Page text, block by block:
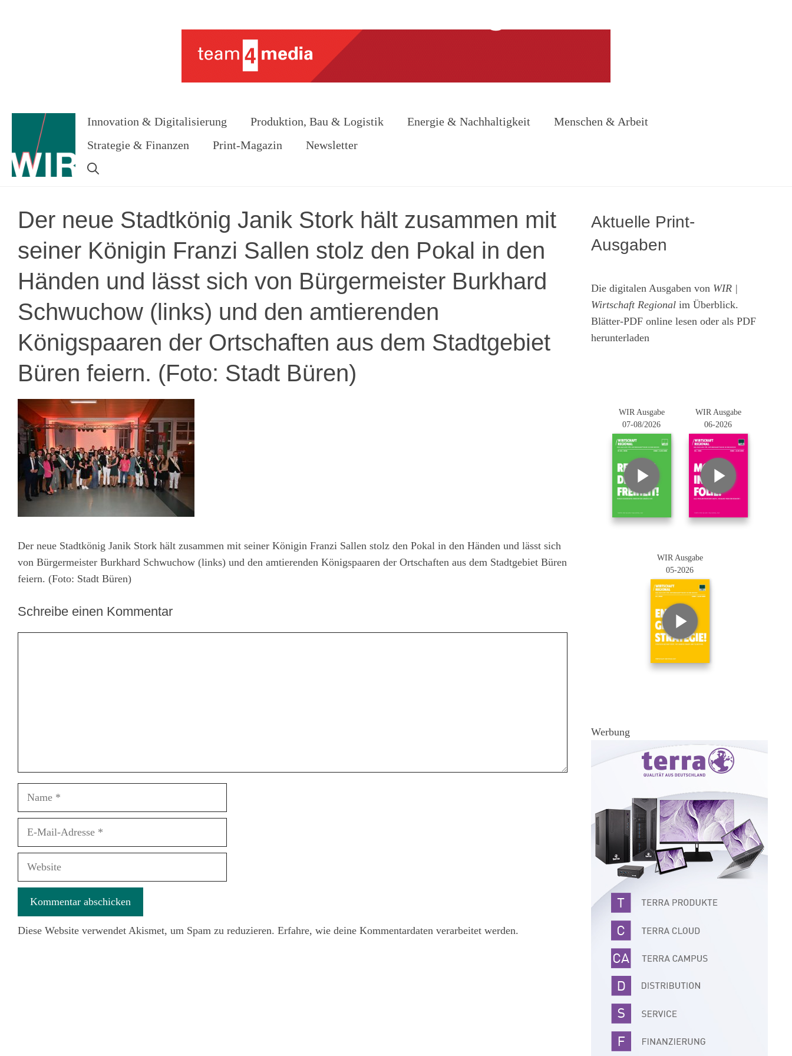
Innovation & Digitalisierung Produktion, Bau & Logistik Energie & Nachhaltigkeit
Menschen & Arbeit
Strategie & Finanzen
Print-Magazin Newsletter
Der neue Stadtkönig Janik Stork hält zusammen mit
seiner Königin Franzi Sallen stolz den Pokal in den
Händen und lässt sich von Bürgermeister Burkhard
Schwuchow (links) und den amtierenden
Königspaaren der Ortschaften aus dem Stadtgebiet
Büren feiern. (Foto: Stadt Büren)
Der neue Stadtkönig Janik Stork hält zusammen mit seiner Königin Franzi Sallen stolz den Pokal in den Händen und lässt sich
von Bürgermeister Burkhard Schwuchow (links) und den amtierenden Königspaaren der Ortschaften aus dem Stadtgebiet Büren
feiern. (Foto: Stadt Büren)
Schreibe einen Kommentar
Name
Website
Diese Website verwendet Akismet, um Spam zu reduzieren. Erfahre, wie deine Kommentardaten verarbeitet werden.
Aktuelle Print-
Ausgaben
Die digitalen Ausgaben von WIR |
Wirtschaft Regional im Überblick.
Blätter-PDF online lesen oder als PDF
herunterladen
WIR Ausgabe
07-08/2026
WIR Ausgabe
06-2026
WIR Ausgabe
05-2026
Werbung